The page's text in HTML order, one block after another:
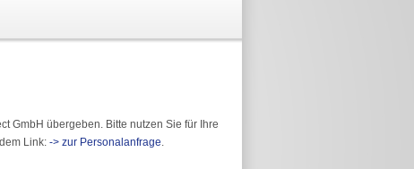
GmbH übergeben. Bitte nutzen Sie für Ihre
Link: -> zur Personalanfrage.